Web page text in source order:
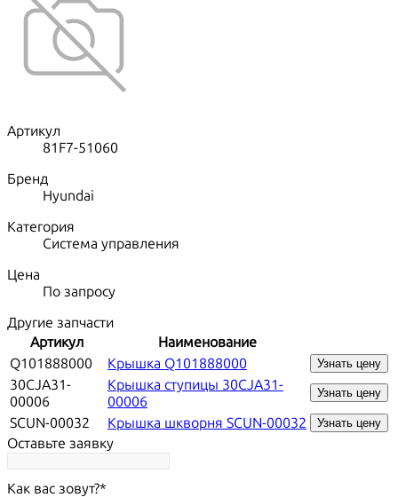
Артикул
81F7-51060
Бренд
Hyundai
Категория
Система управления
Цена
По запросу
Другие запчасти
Артикул
Наименование
Q101888000
Крышка Q101888000 Узнать цену
30CJA31-
00006
Крышка ступицы 30CJA31-
00006
Узнать цену
SCUN-00032 Крышка шкворня SCUN-00032 Узнать цену
Оставьте заявку
Как вас зовут?